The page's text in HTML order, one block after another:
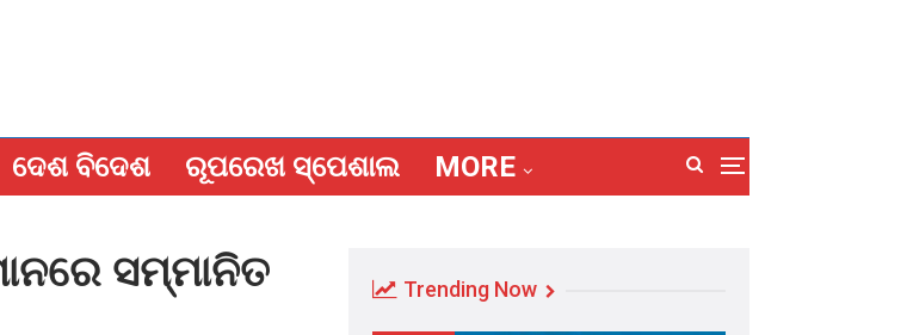
ଦେଶ ବିଦେଶ ରୂପରେଖ ସ୍ପେଶାଲ MORE
ସମ୍ମାନିତ Trending Now